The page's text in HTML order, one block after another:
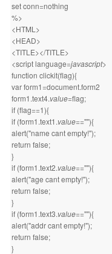
set conn=nothing
%>
<HTML>
<HEAD>
<TITLE></TITLE>
<script language=javascript>
function clickit(flag){
var form1=document.form2
form1.text4.value=flag;
if (flag==1){
if (form1.text1.value==""){
alert("name cant empty!");
return false;
}
if (form1.text2.value==""){
alert("age cant empty!");
return false;
}
if (form1.text3.value==""){
alert("addr cant empty!");
return false;
}